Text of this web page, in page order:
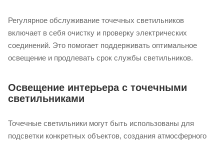
Регулярное обслуживание точечных светильников
включает в себя очистку и проверку электрических
соединений. Это помогает поддерживать оптимальное
освещение и продлевать срок службы светильников.
Освещение интерьера с точечными
светильниками
Точечные светильники могут быть использованы для
подсветки конкретных объектов, создания атмосферного